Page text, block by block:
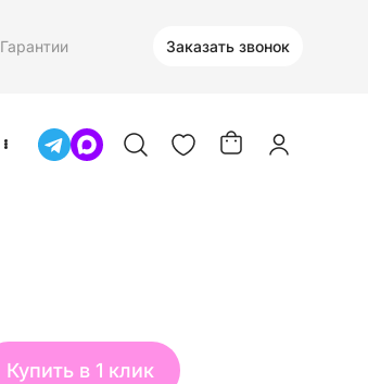
Гарантии Заказать звонок
Купить в 1 клик